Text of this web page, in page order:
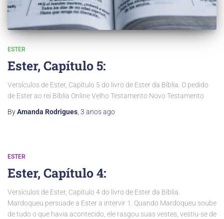
ESTER
Ester, Capítulo 5:
Versículos de Ester, Capítulo 5 do livro de Ester da Bíblia. O pedido
de Ester ao rei Bíblia Online Velho Testamento Novo Testamento
ByAmanda Rodrigues, 3 anosago
ESTER
Ester, Capítulo 4:
Versículos de Ester, Capítulo 4 do livro de Ester da Bíblia.
Mardoqueu persuade a Ester a intervir 1. Quando Mardoqueu soube
de tudo o que havia acontecido, ele rasgou suas vestes, vestiu-se de